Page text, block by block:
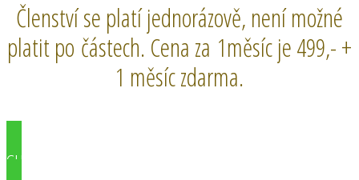
Členství se platí jednorázově, není možné
platit po částech. Cena za 1měsíc je 499,- +
1 měsíc zdarma.
CHCI BÝT V KLUBU